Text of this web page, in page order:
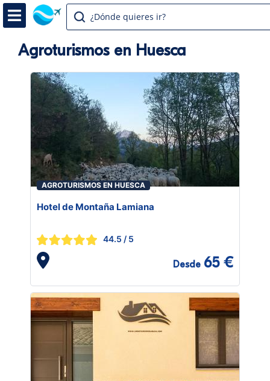
¿Dónde quieres ir?
Agroturismos en Huesca
AGROTURISMOS EN HUESCA
Hotel de Montaña Lamiana
44.5 / 5
Desde 65 €